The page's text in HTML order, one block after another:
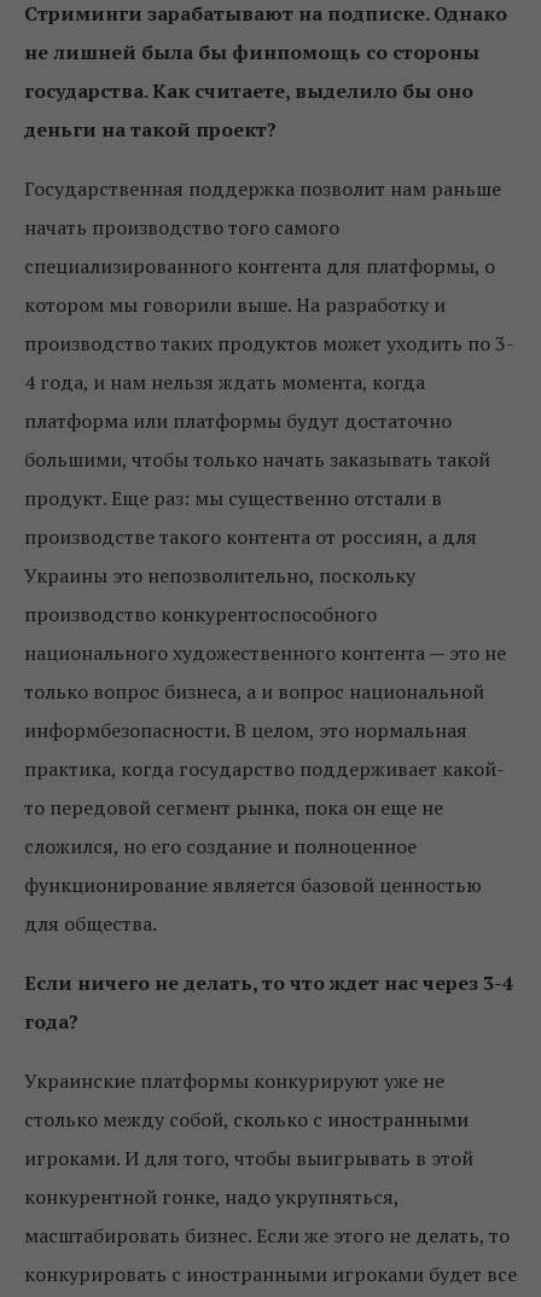
Стриминги зарабатывают на подписке. Однако
не лишней была бы финпомощь со стороны
государства. Как считаете, выделило бы оно
деньги на такой проект?
Государственная поддержка позволит нам раньше
начать производство того самого
специализированного контента для платформы, о
котором мы говорили выше. На разработку и
производство таких продуктов может уходить по 3-
4 года, и нам нельзя ждать момента, когда
платформа или платформы будут достаточно
большими, чтобы только начать заказывать такой
продукт. Еще раз: мы существенно отстали в
производстве такого контента от россиян, а для
Украины это непозволительно, поскольку
производство конкурентоспособного
национального художественного контента — это не
только вопрос бизнеса, а и вопрос национальной
информбезопасности. В целом, это нормальная
практика, когда государство поддерживает какой-
то передовой сегмент рынка, пока он еще не
сложился, но его создание и полноценное
функционирование является базовой ценностью
для общества.
Если ничего не делать, то что ждет нас через 3-4
года?
Украинские платформы конкурируют уже не
столько между собой, сколько с иностранными
игроками. И для того, чтобы выигрывать в этой
конкурентной гонке, надо укрупняться,
масштабировать бизнес. Если же этого не делать, то
конкурировать с иностранными игроками будет все